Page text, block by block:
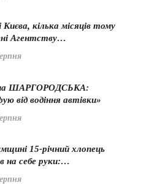
Києва, кілька місяців тому
Агентству…
ШАРГОРОДСЬКА:
від водіння автівки»
15-річний хлопець
на себе руки:…